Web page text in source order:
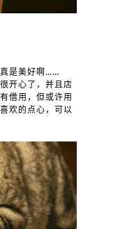
是美好啊……
开心了，并且店
借用，但或许用
欢的点心，可以